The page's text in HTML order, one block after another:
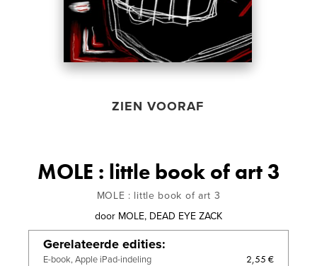
ZIEN VOORAF
MOLE : little book of art 3
MOLE : little book of art 3
door MOLE, DEAD EYE ZACK
Gerelateerde edities
E-book, Apple iPad-indeling 2,55 €